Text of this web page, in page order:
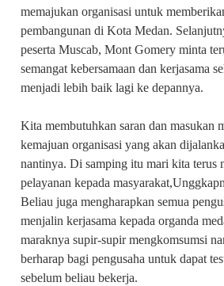
memajukan organisasi untuk
pembangunan di Kota Medan.
peserta Muscab, Mont Gomery minta
semangat kebersamaan dan kerjasama
menjadi lebih baik lagi ke depannya.
Kita membutuhkan saran dan masukan
kemajuan organisasi yang akan
nantinya. Di samping itu mari kita terus
pelayanan kepada
Beliau juga mengharapkan semua
menjalin kerjasama kepada organda
maraknya supir-supir mengkomsumsi
berharap bagi pengusaha untuk dapat
sebelum beliau bekerja.